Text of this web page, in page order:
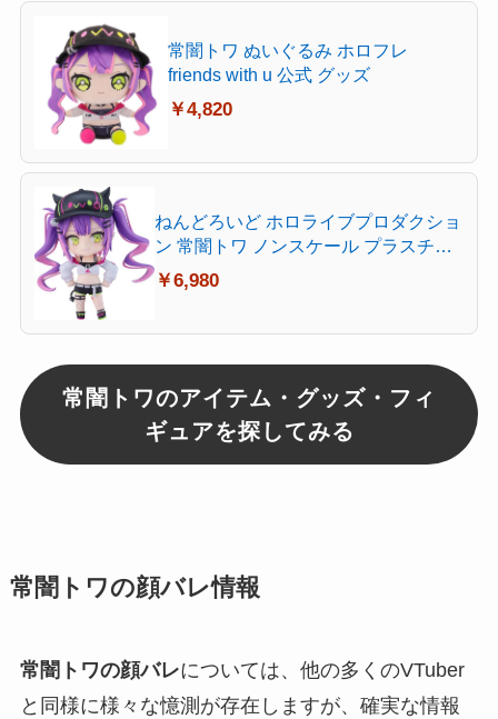
常闇トワ ぬいぐるみ ホロフレ
friends with u 公式 グッズ
￥4,820
ねんどろいど ホロライブプロダクショ
ン 常闇トワ ノンスケール プラスチッ
ク製 塗装済み可動フィギュア
￥6,980
常闇トワのアイテム・グッズ・フィ
ギュアを探してみる
常闇トワの顔バレ情報
常闇トワの顔バレについては、他の多くのVTuber
と同様に様々な憶測が存在しますが、確実な情報